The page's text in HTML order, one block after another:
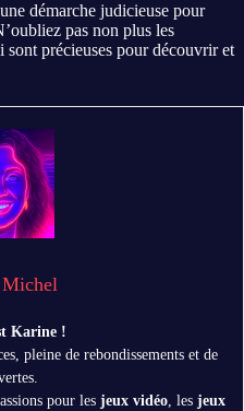
démarche judicieuse pour
pas non plus les
sont précieuses pour découvrir et
Karine !
pleine de rebondissements et de
pour les jeux vidéo, les jeux